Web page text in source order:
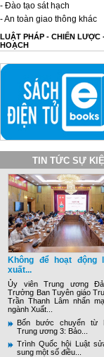
- Đào tạo sát hạch
- An toàn giao thông khác
LUẬT PHÁP - CHIẾN LƯỢC
HOẠCH
TIN TỨC SỰ
Không để hoạt động
xuất...
Ủy viên Trung ương
Trưởng Ban Tuyên giáo
Trần Thanh Lâm nhấn
ngành Xuất...
Bốn bước chuyển từ
Trung ương 3: Bảo...
Trình Quốc hội Luật
sung một số điều...